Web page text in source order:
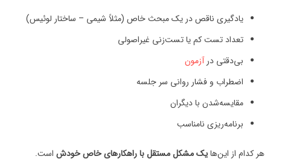
یادگیری ناقص در یک مبحث خاص (مثلاً شیمی – ساختار لوئیس)
تعداد تست کم یا تست‌زنی غیراصولی
بی‌دقتی درآزمون
اضطراب و فشار روانی سر جلسه
مقایسه‌شدن با دیگران
برنامه‌ریزی نامناسب
هر کدام از این‌هایک مشکل مستقل با راهکارهای خاص خودش است.